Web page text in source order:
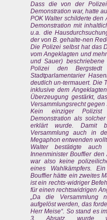
Dass die von der
Demonstration war, hatte
POK Walter schilderte den
Demonstration mit
u.a. die
der von B. gehalte-nen
Die Polizei selbst hat das
vom Angeklagten und
und Sauer) beschriebene
Polizei den Bergstedt
Stadtparlamentarier
deutlich un-termauert. Die
inklusive dem
Überzeugung gestärkt,
Versammlungsrecht
Kein einziger
Demonstration als
erklärt wurde. Damit
Versammlung auch in
Megaphon entwenden
Walter bestätigte
Innenminister Bouffier
war also keine
eines Wahlkämpfers.
Bouffier hätte ein zweites
ist ein rechts-widriger
für einen rechtswidrigen
„Da die Versammlung
aufgelöst werden, das
Herr Meise“. So stand es
3. Absatz, wurde